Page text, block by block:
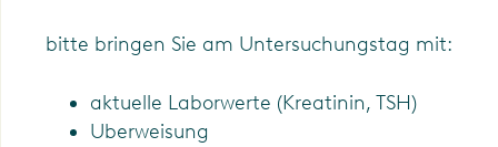
bitte bringen Sie am Untersuchungstag mit:
aktuelle Laborwerte (Kreatinin, TSH)
Uberweisung